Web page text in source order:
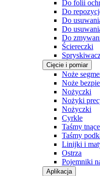
Do folii
Do
Do
Do
Do
Ściereczki
Cięcie i pomiar
Noże
Noże
Nożyczki
Nożyki
Nożyczki
Cyrkle
Taśmy tnące
Taśmy
Linijki i
Ostrza
Pojemniki
Aplikacja